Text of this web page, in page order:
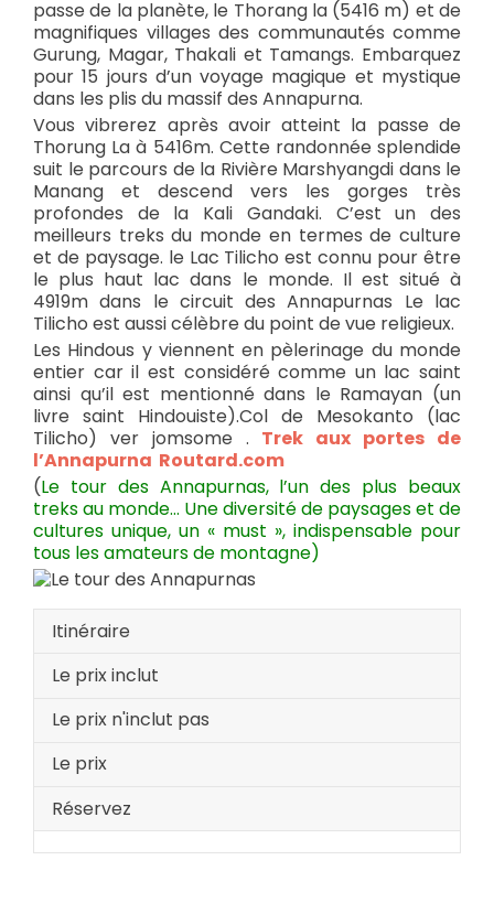
passe de la planète, le Thorang la (5416 m) et de
magnifiques villages des communautés comme
Gurung, Magar, Thakali et Tamangs. Embarquez
pour 15 jours d’un voyage magique et mystique
dans les plis du massif des Annapurna.
Vous vibrerez après avoir atteint la passe de
Thorung La à 5416m. Cette randonnée splendide
suit le parcours de la Rivière Marshyangdi dans le
Manang et descend vers les gorges très
profondes de la Kali Gandaki. C’est un des
meilleurs treks du monde en termes de culture
et de paysage. le Lac Tilicho est connu pour être
le plus haut lac dans le monde. Il est situé à
4919m dans le circuit des Annapurnas Le lac
Tilicho est aussi célèbre du point de vue religieux.
Les Hindous y viennent en pèlerinage du monde
entier car il est considéré comme un lac saint
ainsi qu’il est mentionné dans le Ramayan (un
livre saint Hindouiste).Col de Mesokanto (lac
Tilicho) ver jomsome . Trek aux portes de
l’Annapurna Routard.com
(Le tour des Annapurnas, l’un des plus beaux
treks au monde… Une diversité de paysages et de
cultures unique, un « must », indispensable pour
tous les amateurs de montagne)
Itinéraire
Le prix inclut
Le prix n'inclut pas
Le prix
Réservez